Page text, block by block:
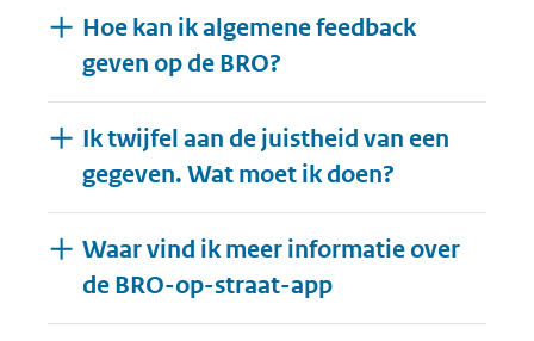
Hoe kan ik algemene feedback
geven op de BRO?
Ik twijfel aan de juistheid van een
gegeven. Wat moet ik doen?
Waar vind ik meer informatie over
de BRO-op-straat-app